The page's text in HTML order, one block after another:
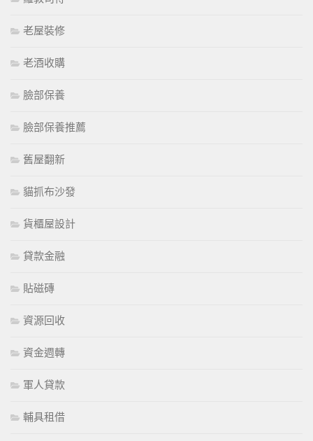
老屋裝修
老酒收購
臉部保養
臉部保養推薦
舊屋翻新
貓抓布沙發
貨櫃屋設計
貸款金融
貼磁磚
資源回收
資金週轉
軍人貸款
輔具租借